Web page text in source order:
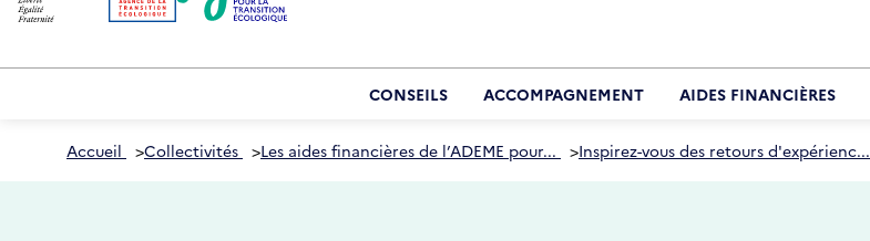
CONSEILS ACCOMPAGNEMENT AIDES FINANCIÈRES
Accueil >Collectivités >Les aides financières de l’ADEME pour... >Inspirez-vous des retours d'expérienc...